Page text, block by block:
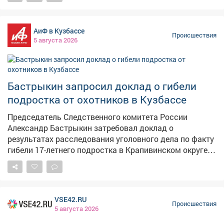
которого мужчина подошёл к машине оппонента и
ножом повредил все четыре колеса. – Стоимость
причинённого ущерба превысила 100 тысяч рублей, –
отметили в Новокузнецком суде. В судебном
заседании обвиняемый свою вину не признал. Однако
счёл их достаточными для вынесения
обвинительного приговора. Мужчину приговорили к
вступило в законную силу и может быть обжаловано.
АиФ в Кузбассе
5 августа 2026
Происшествия
Бастрыкин запросил доклад о гибели
подростка от охотников в Кузбассе
Председатель Следственного комитета России
Александр Бастрыкин затребовал доклад о
результатах расследования уголовного дела по факту
гибели 17-летнего подростка в Крапивинском округе.
Поводом для вмешательства главы ведомства стали
публикации в СМИ, в которых родственники
Выстрелили охотники якобы с близкого расстояния с
использованием фонаря и тепловизора. Родственники
VSE42.RU
5 августа 2026
Происшествия